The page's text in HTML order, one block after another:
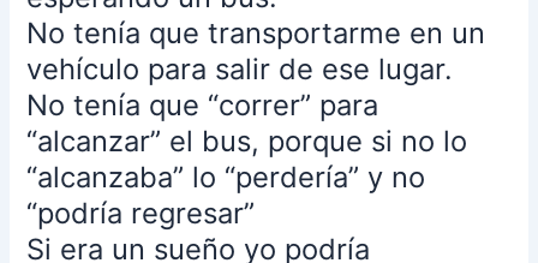
No tenía que transportarme en un
vehículo para salir de ese lugar.
No tenía que “correr” para
“alcanzar” el bus, porque si no lo
“alcanzaba” lo “perdería” y no
“podría regresar”
Si era un sueño yo podría
“vamos
al
paraíso”
para
ser
felices.
Nada
de